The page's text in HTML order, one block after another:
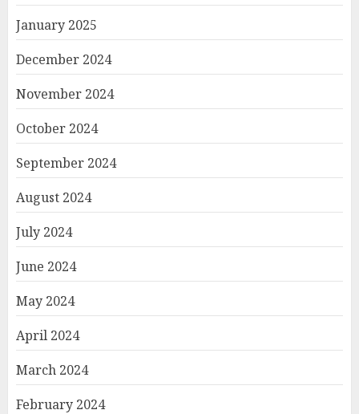
January 2025
December 2024
November 2024
October 2024
September 2024
August 2024
July 2024
June 2024
May 2024
April 2024
March 2024
February 2024